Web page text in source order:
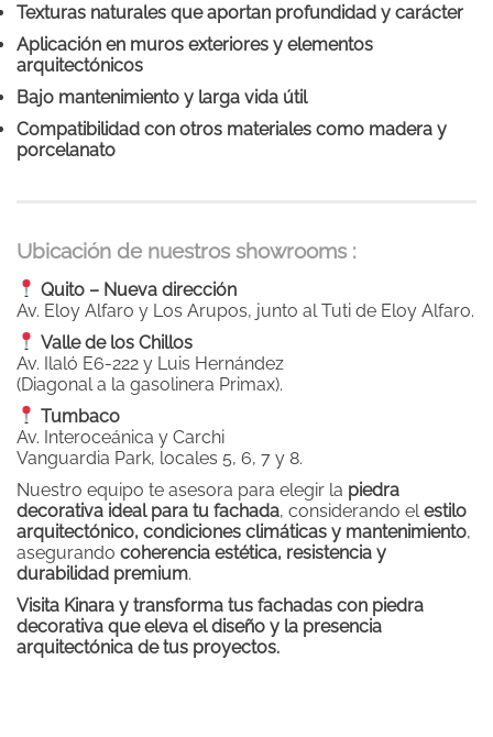
Texturas naturales que aportan profundidad y carácter
Aplicación en muros exteriores y elementos
arquitectónicos
Bajo mantenimiento y larga vida útil
Compatibilidad con otros materiales como madera y
porcelanato
Ubicación de nuestros showrooms :
Quito – Nueva dirección
Av. Eloy Alfaro y Los Arupos, junto al Tuti de Eloy Alfaro.
Valle de los Chillos
Av. Ilaló E6-222 y Luis Hernández
(Diagonal a la gasolinera Primax).
Tumbaco
Av. Interoceánica y Carchi
Vanguardia Park, locales 5, 6, 7 y 8.
Nuestro equipo te asesora para elegir la piedra
decorativa ideal para tu fachada, considerando el estilo
arquitectónico, condiciones climáticas y mantenimiento,
asegurando coherencia estética, resistencia y
durabilidad premium.
Visita Kinara y transforma tus fachadas con piedra
decorativa que eleva el diseño y la presencia
arquitectónica de tus proyectos.